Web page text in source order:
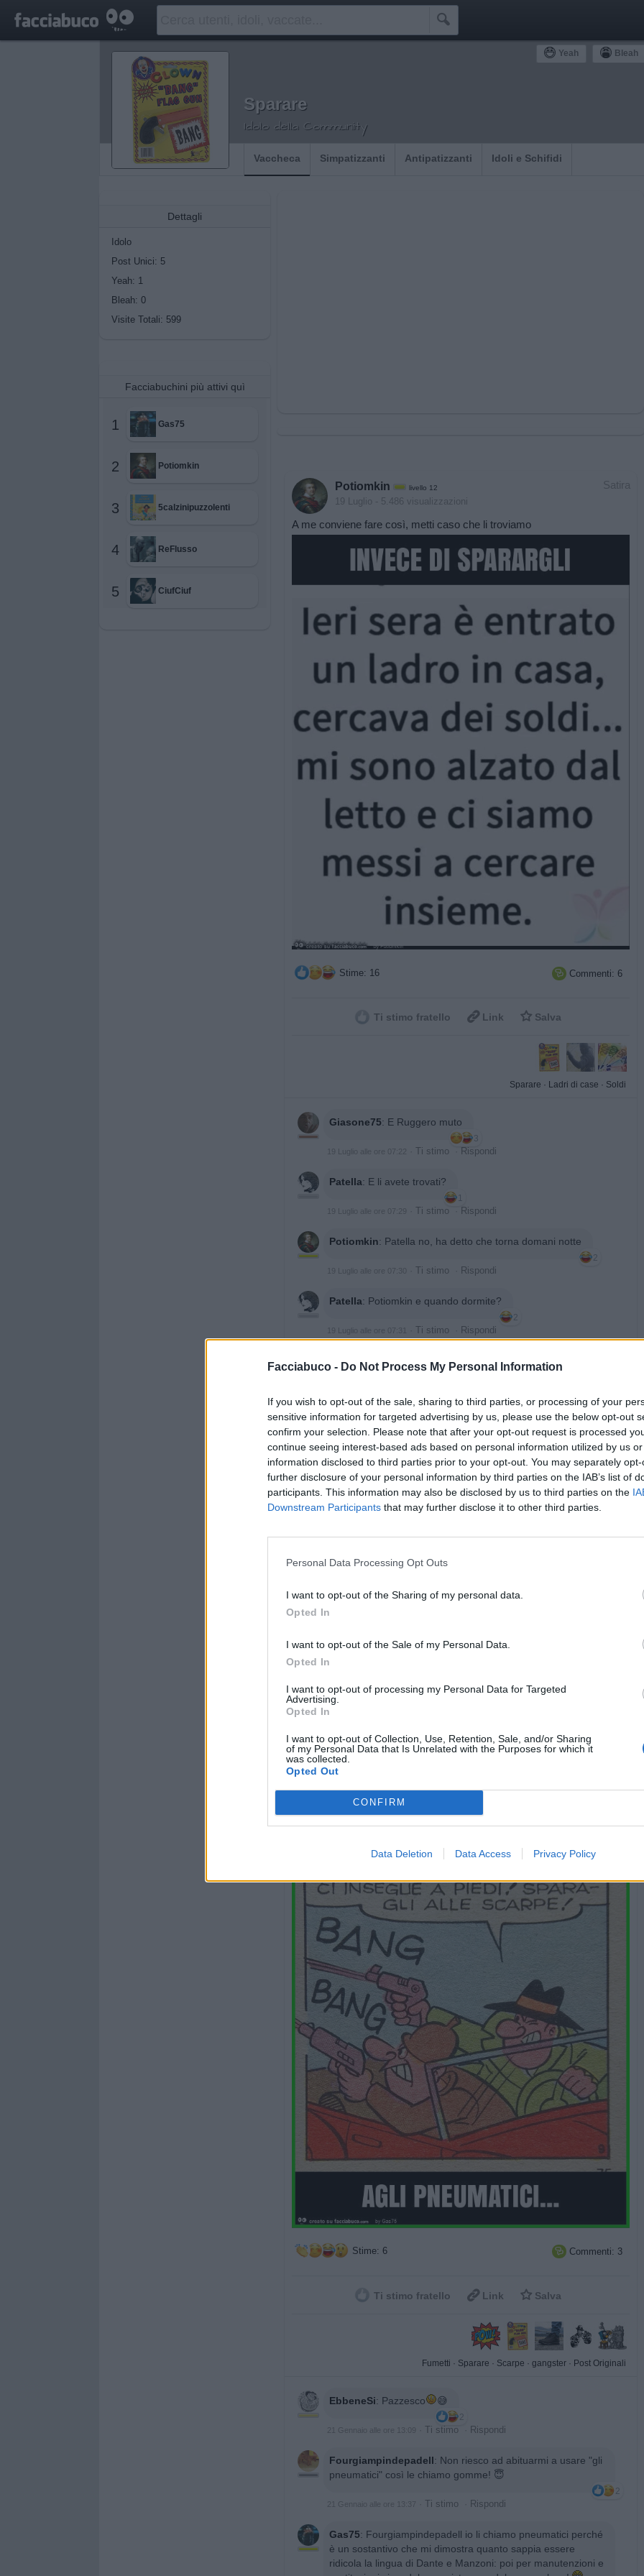
Facciabuco - Do Not Process My Personal Information
If you wish to opt-out of the sale, sharing to third parties, or processing of your
sensitive information for targeted advertising by us, please use the below opt-out
confirm your selection. Please note that after your opt-out request is processed
continue seeing interest-based ads based on personal information utilized by us
information disclosed to third parties prior to your opt-out. You may separately
further disclosure of your personal information by third parties on the IAB’s list of
participants. This information may also be disclosed by us to third parties on the
Downstream Participants that may further disclose it to other third parties.
Personal Data Processing Opt Outs
I want to opt-out of the Sharing of my personal data.
Opted In
I want to opt-out of the Sale of my Personal Data.
Opted In
I want to opt-out of processing my Personal Data for Targeted
Advertising.
Opted In
I want to opt-out of Collection, Use, Retention, Sale, and/or Sharing
of my Personal Data that Is Unrelated with the Purposes for which it
was collected.
Opted Out
CONFIRM
Data Deletion Data Access Privacy Policy

Yeah Bleah
Sparare
Idolo della Community
Vaccheca Simpatizzanti Antipatizzanti Idoli e Schifidi
Dettagli
Idolo
Post Unici: 5
Yeah: 1
Bleah: 0
Visite Totali: 599
Facciabuchini più attivi quì
1 Gas75
2 Potiomkin
3 5calzinipuzzolenti
4 ReFlusso
5 CiufCiuf
Satira
Potiomkin livello 12
19 Luglio - 5.486 visualizzazioni
A me conviene fare così, metti caso che li troviamo
Stime: 16  Commenti: 6
Ti stimo fratello  Link  Salva
Sparare · Ladri di case · Soldi
Giasone75: E Ruggero muto
3
19 Luglio alle ore 07:22 Ti stimo Rispondi
Patella: E li avete trovati?
1
19 Luglio alle ore 07:29 Ti stimo Rispondi
Potiomkin: Patella no, ha detto che torna domani notte
2
19 Luglio alle ore 07:30 Ti stimo Rispondi
Patella: Potiomkin e quando dormite?
2
19 Luglio alle ore 07:31 Ti stimo Rispondi
Liuk 😭
Barbyturiko:Non ti ha denunciato perché non l'hai ucciso?
Che nullità 😎😎😎
1
19 Luglio alle ore 09:12·Ti stimo·Rispondi
Gas75
Buon pranzeriggio.
Stime: 6  Commenti: 3
Ti stimo fratello  Link  Salva
Fumetti · Sparare · Scarpe · gangster · Post Originali
EbbeneSi: Pazzesco 😅
2
21 Gennaio alle ore 13:09 Ti stimo Rispondi
Fourgiampindepadell: Non riesco ad abituarmi a usare "gli
pneumatici" così le chiamo gomme! 😇
2
21 Gennaio alle ore 13:37 Ti stimo Rispondi
Gas75: Fourgiampindepadell io li chiamo pneumatici perché
è un sostantivo che mi dimostra quanto sappia essere
ridicola la lingua di Dante e Manzoni: poi per manutenzioni e